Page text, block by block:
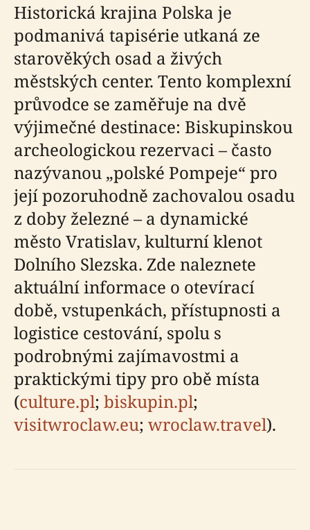
Historická krajina Polska je
podmanivá tapisérie utkaná ze
starověkých osad a živých
městských center. Tento komplexní
průvodce se zaměřuje na dvě
výjimečné destinace: Biskupinskou
archeologickou rezervaci – často
nazývanou „polské Pompeje“ pro
její pozoruhodně zachovalou osadu
z doby železné – a dynamické
město Vratislav, kulturní klenot
Dolního Slezska. Zde naleznete
aktuální informace o otevírací
době, vstupenkách, přístupnosti a
logistice cestování, spolu s
podrobnými zajímavostmi a
praktickými tipy pro obě místa
(culture.pl; biskupin.pl;
visitwroclaw.eu; wroclaw.travel).